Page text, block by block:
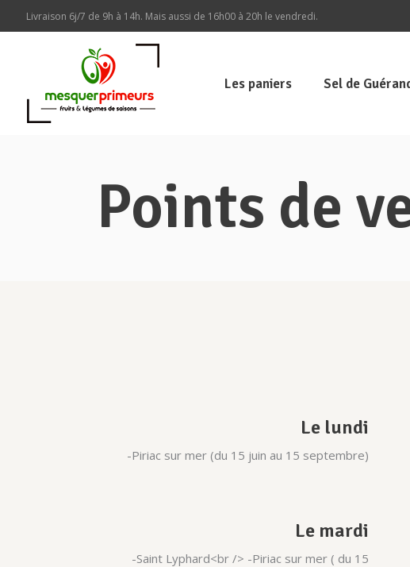
Livraison 6j/7 de 9h à 14h. Mais aussi de 16h00 à 20h le vendredi.
Les paniers Sel de
Points de
Le lundi
-Piriac sur mer (du 15 juin au 15 septembre)
Le mardi
-Saint Lyphard<br /> -Piriac sur mer ( du 15